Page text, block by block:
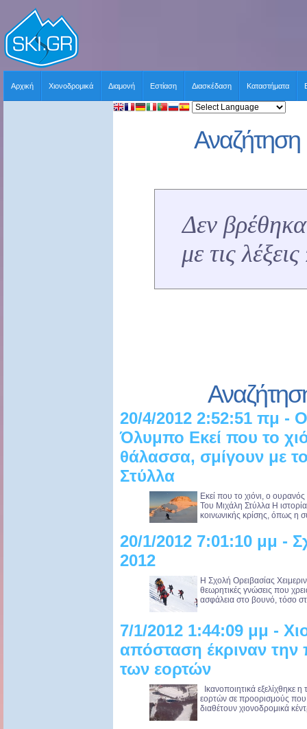
Αρχική Χιονοδρομικά Διαμονή Εστίαση Διασκέδαση Καταστήματα
Αναζήτηση
Δεν
με τις
20/4/2012 2:52:51 πμ -
Όλυμπο Εκεί που το
θάλασσα, σμίγουν με
Στύλλα
Εκεί που το χιόνι, ο
Του Μιχάλη Στύλλα Η ιστορία
κοινωνικής κρίσης, όπως η
20/1/2012 7:01:10 μμ -
2012
Η Σχολή Ορειβασίας
θεωρητικές γνώσεις που
ασφάλεια στο βουνό, τόσο
7/1/2012 1:44:09 μμ -
απόσταση έκριναν την
των εορτών
Ικανοποιητικά εξελίχθηκε
εορτών σε προορισμούς που
διαθέτουν χιονοδρομικά